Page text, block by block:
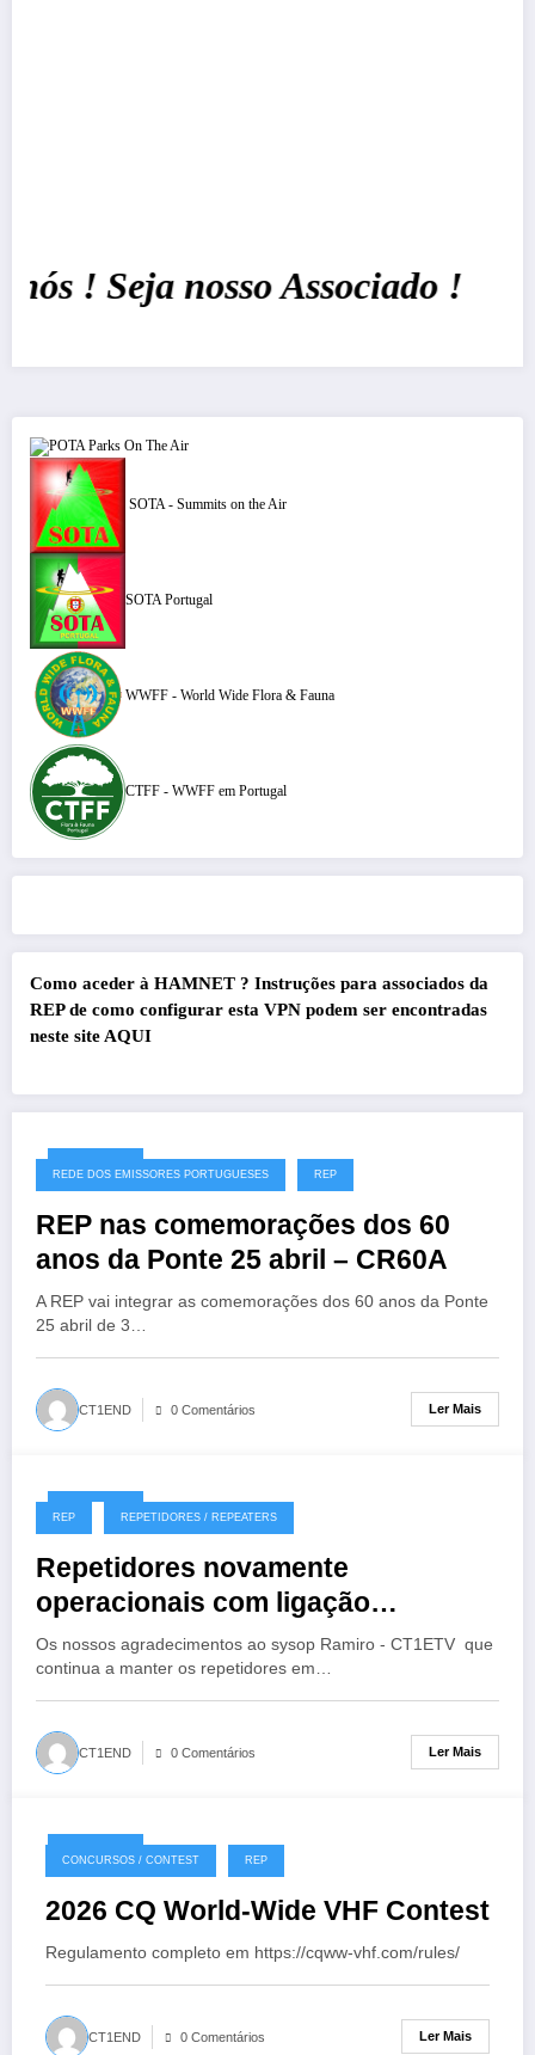
! Seja nosso Associado !
POTA Parks On The Air
SOTA - Summits on the Air
SOTA Portugal
WWFF - World Wide Flora & Fauna
CTFF - WWFF em Portugal
Como aceder à HAMNET ? Instruções para associados da
REP de como configurar esta VPN podem ser encontradas
neste site AQUI
27/07/2026
REDE DOS EMISSORES PORTUGUESES REP
REP nas comemorações dos 60
anos da Ponte 25 abril – CR60A
A REP vai integrar as comemorações dos 60 anos da Ponte
25 abril de 3…
CT1END 0 Comentários Ler Mais
19/07/2026
REP REPETIDORES / REPEATERS
Repetidores novamente
operacionais com ligação
EchoLink
Os nossos agradecimentos ao sysop Ramiro - CT1ETV que
continua a manter os repetidores em…
CT1END 0 Comentários Ler Mais
18/07/2026
CONCURSOS / CONTEST REP
2026 CQ World-Wide VHF Contest
Regulamento completo em https://cqww-vhf.com/rules/
CT1END 0 Comentários Ler Mais